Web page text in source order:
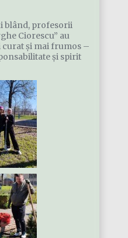
blând, profesorii
Ciorescu” au
și mai frumos –
și spirit